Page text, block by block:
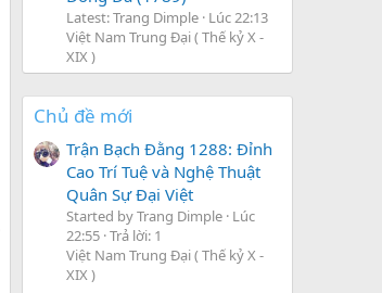
Latest: Trang Dimple Lúc 22:13
Việt Nam Trung Đại ( Thế kỷ X -
XIX )
Chủ đề mới
Trận Bạch Đằng 1288: Đỉnh
Cao Trí Tuệ và Nghệ Thuật
Quân Sự Đại Việt
Started by Trang Dimple Lúc
22:55 Trả lời: 1
Việt Nam Trung Đại ( Thế kỷ X -
XIX )